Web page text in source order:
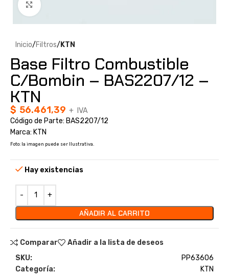
Clic para ampliar
Inicio Filtros KTN
Base Filtro Combustible
C/Bombin – BAS2207/12 –
KTN
$ 56.461,39 + IVA
Código de Parte: BAS2207/12
Marca: KTN
Foto: la imagen puede ser Ilustrativa.
Hay existencias
AÑADIR AL CARRITO
Comparar
Añadir a la lista de deseos
SKU:
PP63606
Categoría:
KTN